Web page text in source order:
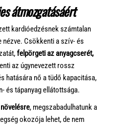
átmozgatásáért
kardióedzésnek számtalan
Csökkenti a szív- és
felpörgeti az anyagcserét,
az úgynevezett rossz
hatására nő a tüdő kapacitása,
és tápanyag ellátottsága.
, megszabadulhatunk a
okozója lehet, de nem